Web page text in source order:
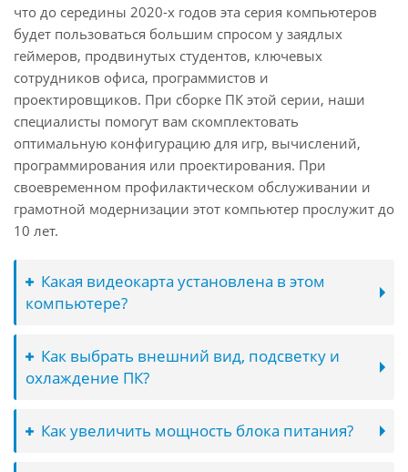
что до середины 2020-х годов эта серия компьютеров
будет пользоваться большим спросом у заядлых
геймеров, продвинутых студентов, ключевых
сотрудников офиса, программистов и
проектировщиков. При сборке ПК этой серии, наши
специалисты помогут вам скомплектовать
оптимальную конфигурацию для игр, вычислений,
программирования или проектирования. При
своевременном профилактическом обслуживании и
грамотной модернизации этот компьютер прослужит до
10 лет.
Какая видеокарта установлена в этом
компьютере?
Как выбрать внешний вид, подсветку и
охлаждение ПК?
Как увеличить мощность блока питания?